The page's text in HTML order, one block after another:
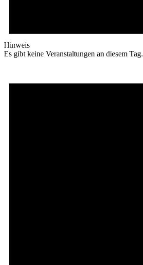
Hinweis
Es gibt keine Veranstaltungen an diesem Tag.